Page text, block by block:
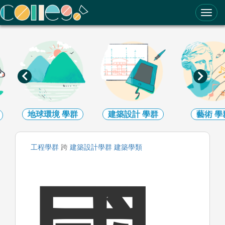
ColleGo! 大學選才與高中育才輔助系統
地球環境學群 建築設計學群 藝術 學
工程學群 跨 建築設計學群 建築學類